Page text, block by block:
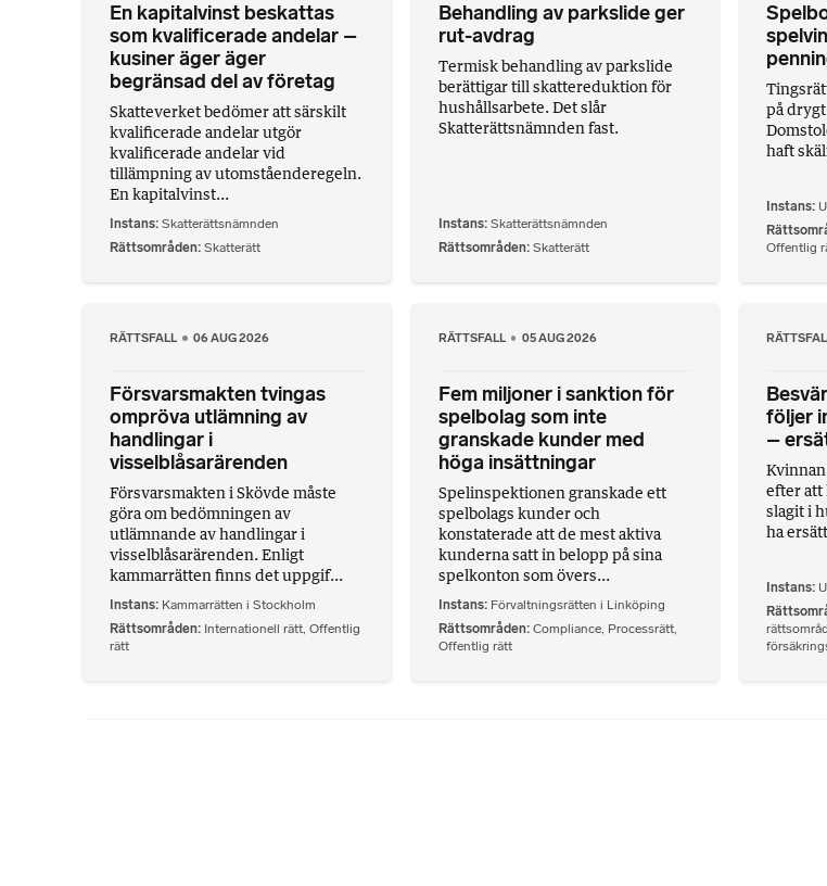
En kapitalvinst beskattas
som kvalificerade andelar –
kusiner äger äger
begränsad del av företag
Skatteverket bedömer att särskilt
kvalificerade andelar utgör
kvalificerade andelar vid
tillämpning av utomståenderegeln.
En kapitalvinst...
Instans Skatterättsnämnden
Rättsområden Skatterätt
Behandling av parkslide ger
rut-avdrag
Termisk behandling av parkslide
berättigar till skattereduktion för
hushållsarbete. Det slår
Skatterättsnämnden fast.
Instans Skatterättsnämnden
Rättsområden Skatterätt
på
haft
Instans
Offentlig
RÄTTSFALL 06 AUG 2026
Försvarsmakten tvingas
ompröva utlämning av
handlingar i
visselblåsarärenden
Försvarsmakten i Skövde måste
göra om bedömningen av
utlämnande av handlingar i
visselblåsarärenden. Enligt
kammarrätten finns det uppgif...
Instans Kammarrätten i Stockholm
Rättsområden Internationell rätt Offentlig
rätt
RÄTTSFALL 05 AUG 2026
Fem miljoner i sanktion för
spelbolag som inte
granskade kunder med
höga insättningar
Spelinspektionen granskade ett
spelbolags kunder och
konstaterade att de mest aktiva
kunderna satt in belopp på sina
spelkonton som övers...
Instans Förvaltningsrätten i Linköping
Rättsområden Compliance, Processrätt,
Offentlig rätt
följer
–
efter att
slagit i
ha
Instans